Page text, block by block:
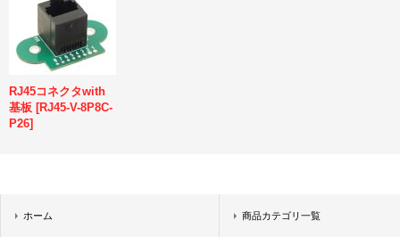
RJ45コネクタwith
基板 [RJ45-V-8P8C-
P26]
ホーム 商品カテゴリ一覧